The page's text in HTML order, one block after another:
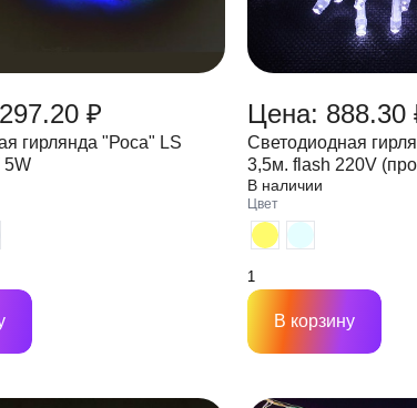
₽
гирлянда "Роса" LS
5W
Цена: 888.30
Светодиодная
3,5м. flash 220V
расстояние между
В наличии
Цвет
В корзину